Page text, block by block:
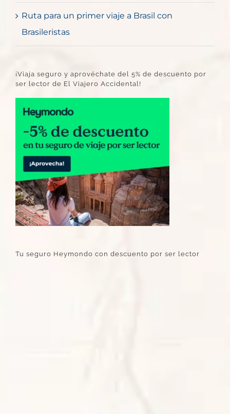
Ruta para un primer viaje a Brasil con
Brasileristas
¡Viaja seguro y aprovéchate del 5% de descuento por
ser lector de El Viajero Accidental!
Tu seguro Heymondo con descuento por ser lector